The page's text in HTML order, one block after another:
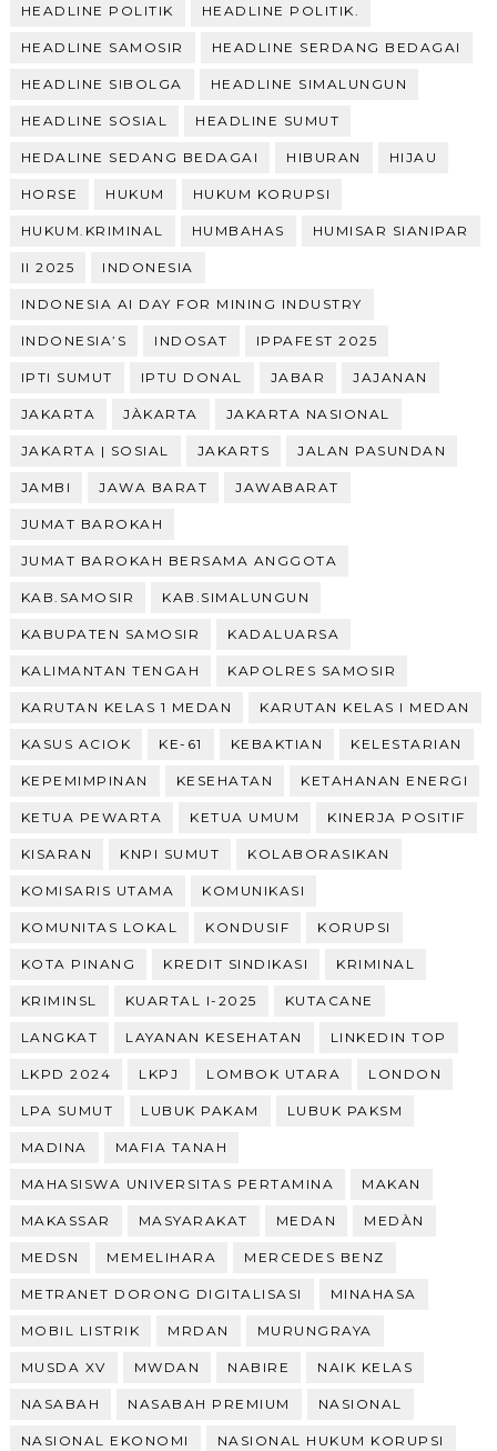
HEADLINE POLITIK HEADLINE POLITIK.
HEADLINE SAMOSIR HEADLINE SERDANG BEDAGAI
HEADLINE SIBOLGA HEADLINE SIMALUNGUN
HEADLINE SOSIAL HEADLINE SUMUT
HEDALINE SEDANG BEDAGAI HIBURAN HIJAU
HORSE HUKUM HUKUM KORUPSI
HUKUM.KRIMINAL HUMBAHAS HUMISAR SIANIPAR
II 2025 INDONESIA
INDONESIA AI DAY FOR MINING INDUSTRY
INDONESIA’S INDOSAT IPPAFEST 2025
IPTI SUMUT IPTU DONAL JABAR JAJANAN
JAKARTA JÀKARTA JAKARTA NASIONAL
JAKARTA | SOSIAL JAKARTS JALAN PASUNDAN
JAMBI JAWA BARAT JAWABARAT
JUMAT BAROKAH
JUMAT BAROKAH BERSAMA ANGGOTA
KAB.SAMOSIR KAB.SIMALUNGUN
KABUPATEN SAMOSIR KADALUARSA
KALIMANTAN TENGAH KAPOLRES SAMOSIR
KARUTAN KELAS 1 MEDAN KARUTAN KELAS I MEDAN
KASUS ACIOK KE-61 KEBAKTIAN KELESTARIAN
KEPEMIMPINAN KESEHATAN KETAHANAN ENERGI
KETUA PEWARTA KETUA UMUM KINERJA POSITIF
KISARAN KNPI SUMUT KOLABORASIKAN
KOMISARIS UTAMA KOMUNIKASI
KOMUNITAS LOKAL KONDUSIF KORUPSI
KOTA PINANG KREDIT SINDIKASI KRIMINAL
KRIMINSL KUARTAL I-2025 KUTACANE
LANGKAT LAYANAN KESEHATAN LINKEDIN TOP
LKPD 2024 LKPJ LOMBOK UTARA LONDON
LPA SUMUT LUBUK PAKAM LUBUK PAKSM
MADINA MAFIA TANAH
MAHASISWA UNIVERSITAS PERTAMINA MAKAN
MAKASSAR MASYARAKAT MEDAN MEDÀN
MEDSN MEMELIHARA MERCEDES BENZ
METRANET DORONG DIGITALISASI MINAHASA
MOBIL LISTRIK MRDAN MURUNGRAYA
MUSDA XV MWDAN NABIRE NAIK KELAS
NASABAH NASABAH PREMIUM NASIONAL
NASIONAL EKONOMI NASIONAL HUKUM KORUPSI